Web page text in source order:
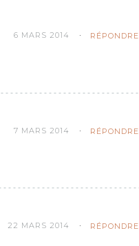
6 MARS 2014 RÉPONDRE
7 MARS 2014 RÉPONDRE
22 MARS 2014 RÉPONDRE